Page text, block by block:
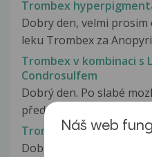
Trombex
Dobry den, velmi
leku Trombex za
Trombex v kombinaci s
Condrosulfem
Dobrý den. Po slabé
předepsán preventivne
Trombex versus
Dobrý den, prosím mám
Náš web